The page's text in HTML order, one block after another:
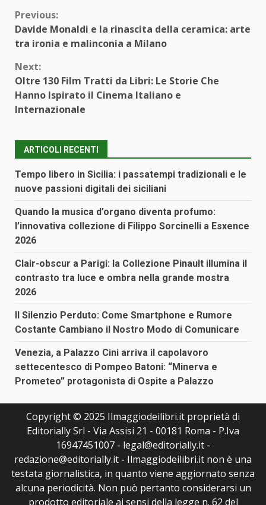
Continue
Reading
Previous:
Davide Monaldi e la rinascita della ceramica: arte
tra ironia e malinconia a Milano
Next:
Oltre 130 Film Tratti da Libri: Le Storie Che
Hanno Ispirato il Cinema Italiano e
Internazionale
ARTICOLI RECENTI
Tempo libero in Sicilia: i passatempi tradizionali e le
nuove passioni digitali dei siciliani
Quando la musica d’organo diventa profumo:
l’innovativa collezione di Filippo Sorcinelli a Esxence
2026
Clair-obscur a Parigi: la Collezione Pinault illumina il
contrasto tra luce e ombra nella grande mostra
2026
Il Silenzio Perduto: Come Smartphone e Rumore
Costante Cambiano il Nostro Modo di Comunicare
Venezia, a Palazzo Cini arriva il capolavoro
settecentesco di Pompeo Batoni: “Minerva e
Prometeo” protagonista di Ospite a Palazzo
Copyright © 2025 Ilmaggiodeilibri.it proprietà di
Editorially Srl - Via Assisi 21 - 00181 Roma - P.Iva
16947451007 - legal@editorially.it -
redazione@editorially.it - Ilmaggiodeilibri.it non è una
testata giornalistica, in quanto viene aggiornato senza
alcuna periodicità. Non può pertanto considerarsi un
prodotto editoriale ai sensi della legge n. 62 del